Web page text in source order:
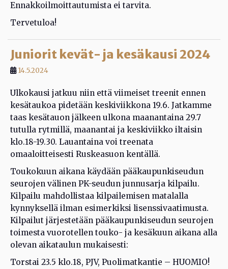
Ennakkoilmoittautumista ei tarvita.
Tervetuloa!
Juniorit kevät- ja kesäkausi 2024
14.5.2024
Ulkokausi jatkuu niin että viimeiset treenit ennen
kesätaukoa pidetään keskiviikkona 19.6. Jatkamme
taas kesätauon jälkeen ulkona maanantaina 29.7
tutulla rytmillä, maanantai ja keskiviikko iltaisin
klo.18-19.30. Lauantaina voi treenata
omaaloitteisesti Ruskeasuon kentällä.
Toukokuun aikana käydään pääkaupunkiseudun
seurojen välinen PK-seudun junnusarja kilpailu.
Kilpailu mahdollistaa kilpailemisen matalalla
kynnyksellä ilman esimerkiksi lisenssivaatimusta.
Kilpailut järjestetään pääkaupunkiseudun seurojen
toimesta vuorotellen touko- ja kesäkuun aikana alla
olevan aikataulun mukaisesti:
Torstai 23.5 klo.18, PJV, Puolimatkantie – HUOMIO!